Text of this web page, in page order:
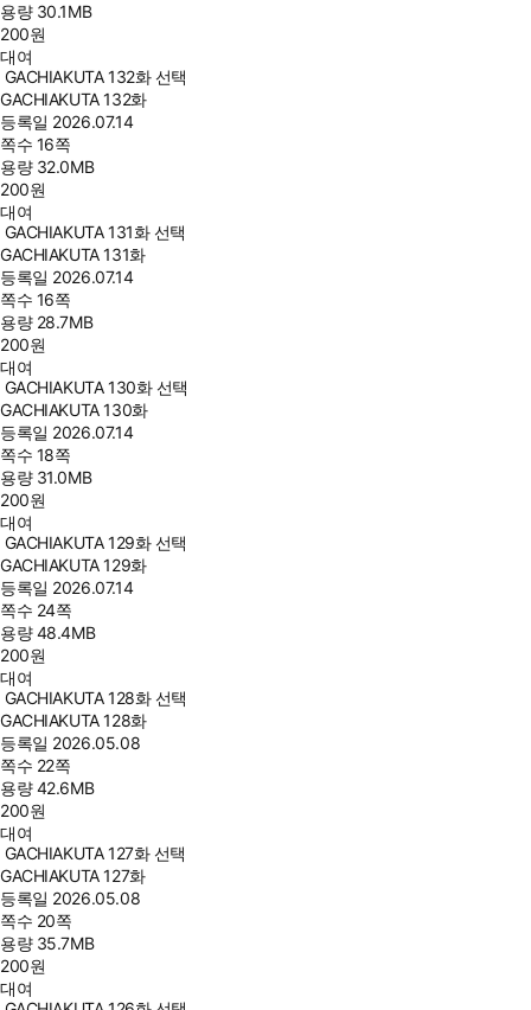
용량 30.1MB
200원
대여
GACHIAKUTA 132화 선택
GACHIAKUTA 132화
등록일 2026.07.14
쪽수 16쪽
용량 32.0MB
200원
대여
GACHIAKUTA 131화 선택
GACHIAKUTA 131화
등록일 2026.07.14
쪽수 16쪽
용량 28.7MB
200원
대여
GACHIAKUTA 130화 선택
GACHIAKUTA 130화
등록일 2026.07.14
쪽수 18쪽
용량 31.0MB
200원
대여
GACHIAKUTA 129화 선택
GACHIAKUTA 129화
등록일 2026.07.14
쪽수 24쪽
용량48.4MB
200원
대여
GACHIAKUTA 128화 선택
GACHIAKUTA 128화
등록일 2026.05.08
쪽수 22쪽
용량42.6MB
200원
대여
GACHIAKUTA 127화 선택
GACHIAKUTA 127화
등록일 2026.05.08
쪽수 20쪽
용량 35.7MB
200원
대여